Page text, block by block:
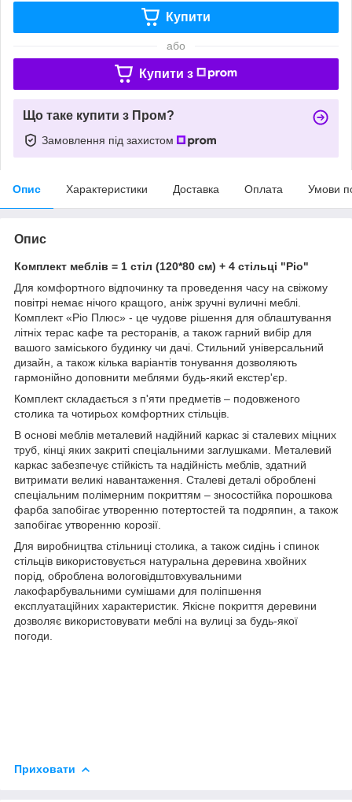
Купити
або
Купити з
Що таке купити з Пром?
Замовлення під захистом
Опис Характеристики Доставка Оплата Умови
Опис
Комплект меблів = 1 стіл (120*80 см) + 4 стільці "Ріо"
Для комфортного відпочинку та проведення часу на свіжому
повітрі немає нічого кращого, аніж зручні вуличні меблі.
Комплект «Ріо Плюс» - це чудове рішення для облаштування
літніх терас кафе та ресторанів, а також гарний вибір для
вашого заміського будинку чи дачі. Стильний універсальний
дизайн, а також кілька варіантів тонування дозволяють
гармонійно доповнити меблями будь-який екстер'єр.
Комплект складається з п'яти предметів – подовженого
столика та чотирьох комфортних стільців.
В основі меблів металевий надійний каркас зі сталевих міцних
труб, кінці яких закриті спеціальними заглушками. Металевий
каркас забезпечує стійкість та надійність меблів, здатний
витримати великі навантаження. Сталеві деталі оброблені
спеціальним полімерним покриттям – зносостійка порошкова
фарба запобігає утворенню потертостей та подряпин, а також
запобігає утворенню корозії.
Для виробництва стільниці столика, а також сидінь і спинок
стільців використовується натуральна деревина хвойних
порід, оброблена вологовідштовхувальними
лакофарбувальними сумішами для поліпшення
експлуатаційних характеристик. Якісне покриття деревини
дозволяє використовувати меблі на вулиці за будь-якої
погоди.
Приховати